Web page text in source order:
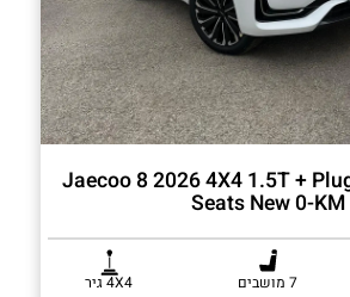
Jaecoo 8 2026 4X4 1.5T +
Seats New 0-KM
7 מושבים 4X4 גיר